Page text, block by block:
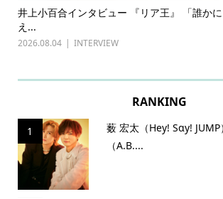
井上小百合インタビュー 『リア王』 「誰か
え...
2026.08.04 INTERVIEW
RANKING
1
薮 宏太（Hey! Sɑy!
（A.B....